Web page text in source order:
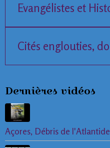
Evangélistes et
Cités englouties,
Dernières vidéos
Açores, Débris de l'Atlantide